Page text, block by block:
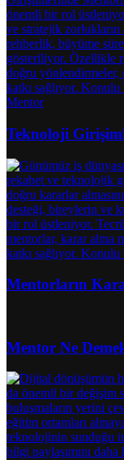
Mentor
Teknoloji
Mentorların
Mentor Ne